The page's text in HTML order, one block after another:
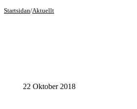
Startsidan/Aktuellt
22 Oktober 2018